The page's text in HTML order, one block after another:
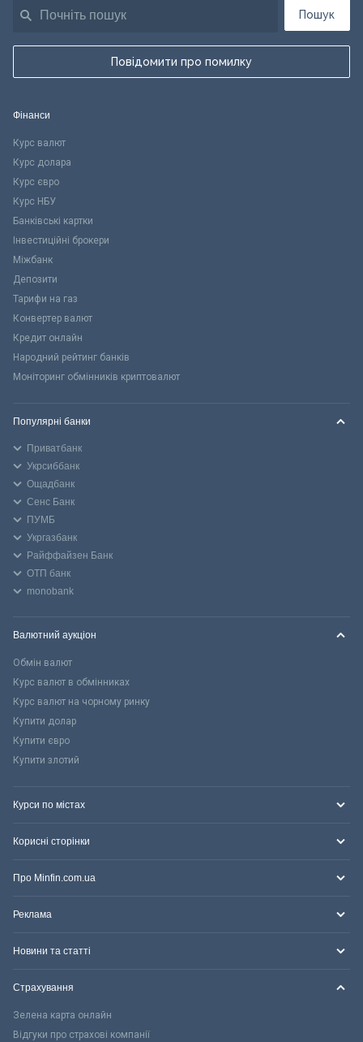
Пошук
Повідомити про помилку
Фінанси
Курс валют
Курс долара
Курс євро
Курс НБУ
Банківські картки
Інвестиційні брокери
Міжбанк
Депозити
Тарифи на газ
Конвертер валют
Кредит онлайн
Народний рейтинг банків
Моніторинг обмінників криптовалют
Популярні банки
Приватбанк
Укрсиббанк
Ощадбанк
Сенс Банк
ПУМБ
Укргазбанк
Райффайзен Банк
ОТП банк
monobank
Валютний аукціон
Обмін валют
Курс валют в обмінниках
Курс валют на чорному ринку
Купити долар
Купити євро
Купити злотий
Курси по містах
Корисні сторінки
Про Minfin.com.ua
Реклама
Новини та статті
Страхування
Зелена карта онлайн
Відгуки про страхові компанії